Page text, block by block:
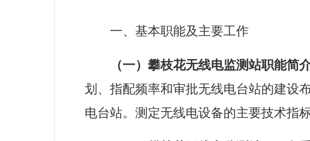
一、基本职能及主要工作
（一）攀枝花无线电监测站职能简介
划、指配频率和审批无线电台站的建设
电台站。测定无线电设备的主要技术指